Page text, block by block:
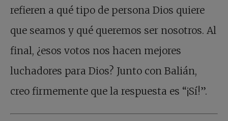
refieren a qué tipo de persona Dios quiere
que seamos y qué queremos ser nosotros. Al
final, ¿esos votos nos hacen mejores
luchadores para Dios? Junto con Balián,
creo firmemente que la respuesta es “¡Sí!”.